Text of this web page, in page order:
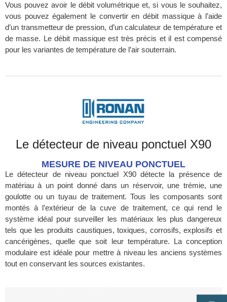
Vous pouvez avoir le débit volumétrique et, si vous le souhaitez,
vous pouvez également le convertir en débit massique à l’aide
d’un transmetteur de pression, d’un calculateur de température et
de masse. Le débit massique est très précis et il est compensé
pour les variantes de température de l’air souterrain.
Le détecteur de niveau ponctuel X90
MESURE DE NIVEAU PONCTUEL
Le détecteur de niveau ponctuel X90 détecte la présence de
matériau à un point donné dans un réservoir, une trémie, une
goulotte ou un tuyau de traitement. Tous les composants sont
montés à l’extérieur de la cuve de traitement, ce qui rend le
système idéal pour surveiller les matériaux les plus dangereux
tels que les produits caustiques, toxiques, corrosifs, explosifs et
cancérigènes, quelle que soit leur température. La conception
modulaire est idéale pour mettre à niveau les anciens systèmes
tout en conservant les sources existantes.